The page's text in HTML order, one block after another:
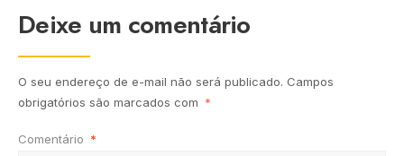
Deixe um comentário
O seu endereço de e-mail não será publicado. Campos
obrigatórios são marcados com *
Comentário *